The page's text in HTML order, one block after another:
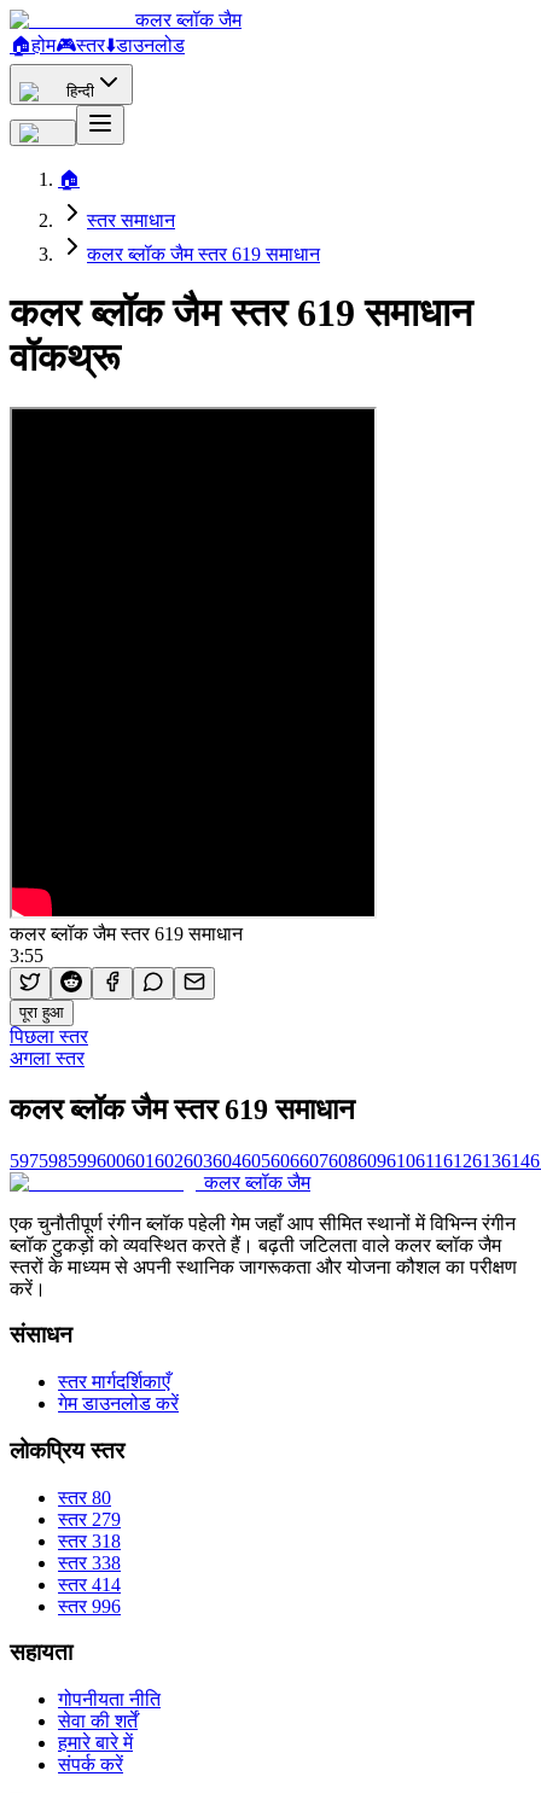
कलर ब्लॉक जैम
🏠होम🎮स्तर⬇️डाउनलोड
हिन्दी
🏠
स्तर समाधान
कलर ब्लॉक जैम स्तर 619 समाधान
कलर ब्लॉक जैम स्तर 619 समाधान
वॉकथ्रू
कलर ब्लॉक जैम स्तर 619 समाधान
3:55
पूरा हुआ
पिछला स्तर
अगला स्तर
कलर ब्लॉक जैम स्तर 619 समाधान
597598599600601602603604605606607608609610611612613614
कलर ब्लॉक जैम
एक चुनौतीपूर्ण रंगीन ब्लॉक पहेली गेम जहाँ आप सीमित स्थानों में विभिन्न रंगीन
ब्लॉक टुकड़ों को व्यवस्थित करते हैं। बढ़ती जटिलता वाले कलर ब्लॉक जैम
स्तरों के माध्यम से अपनी स्थानिक जागरूकता और योजना कौशल का परीक्षण
करें।
संसाधन
स्तर मार्गदर्शिकाएँ
गेम डाउनलोड करें
लोकप्रिय स्तर
स्तर 80
स्तर 279
स्तर 318
स्तर 338
स्तर 414
स्तर 996
सहायता
गोपनीयता नीति
सेवा की शर्तें
हमारे बारे में
संपर्क करें